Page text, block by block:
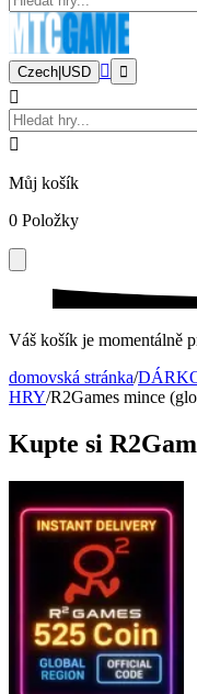
Czech USD
Můj košík
0 Položky
Váš košík je momentálně
domovská stránka/
HRY/R2Games mince
Kupte si